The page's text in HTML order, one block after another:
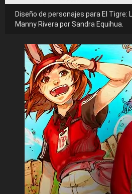
Diseño de personajes para El Tigre:
Manny Rivera por Sandra Equihua.